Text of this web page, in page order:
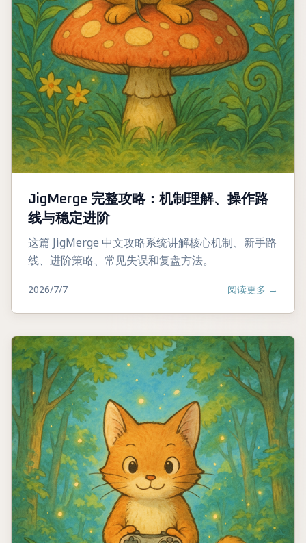
JigMerge 完整攻略：机制理解、操作路
线与稳定进阶
这篇 JigMerge 中文攻略系统讲解核心机制、新手路
线、进阶策略、常见失误和复盘方法。
2026/7/7 阅读更多 →